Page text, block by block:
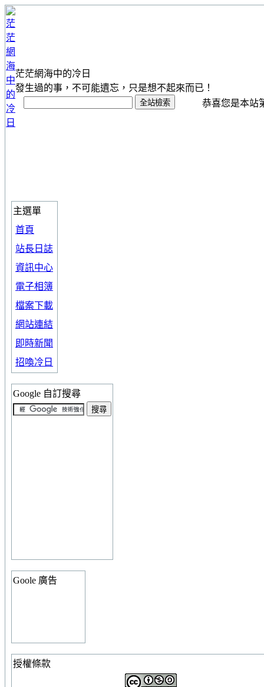
茫茫網海中的冷日
發生過的事，不可能遺忘，只是想不起來而已！
恭喜您是本站
主選單
首頁
站長日誌
資訊中心
電子相簿
檔案下載
網站連結
即時新聞
招喚冷日
Google 自訂搜尋
Goole 廣告
授權條款